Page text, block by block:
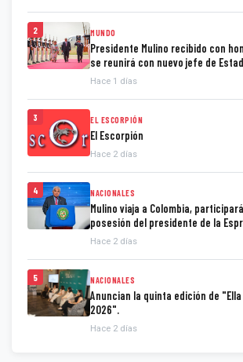
2 MUNDO
Presidente Mulino recibido con
Hace 1 días
3 EL ESCORPIÓN
El Escorpión
Hace 2 días
4 NACIONALES
Mulino viaja a Colombia,
posesión del presidente de la
Hace 2 días
5 NACIONALES
Anuncian la quinta edición de
2026".
Hace 2 días